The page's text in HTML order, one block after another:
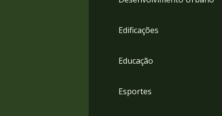
Edificações
Educação
Esportes